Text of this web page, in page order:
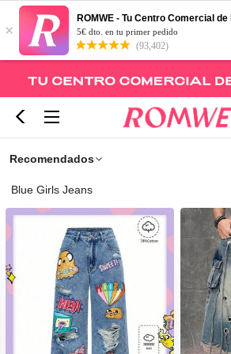
×
ROMWE - Tu Centro Comercial
5€ dto. en tu primer pedido
(93,402)
Recomendados
Blue Girls Jeans